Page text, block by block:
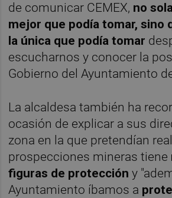
de comunicar CEMEX, no
mejor que podía tomar, sino
la única que podía tomar
escucharnos y conocer la
Gobierno del Ayuntamiento
La alcaldesa también ha
ocasión de explicar a sus
zona en la que pretendían
prospecciones mineras tiene
figuras de protección y
Ayuntamiento íbamos a